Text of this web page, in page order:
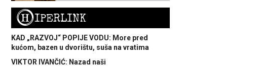
HIPERLINK
KAD „RAZVOJ“ POPIJE VODU: More pred
kućom, bazen u dvorištu, suša na vratima
VIKTOR IVANČIĆ: Nazad naši